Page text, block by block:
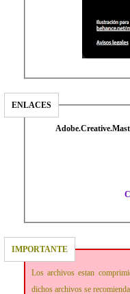
ENLACES
IMPORTANTE
Los archivos estan
dichos archivos se recomienda